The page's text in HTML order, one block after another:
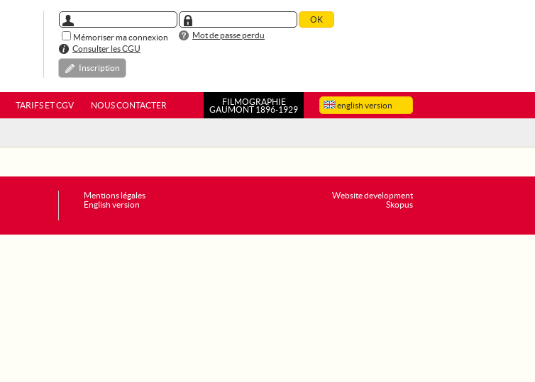
Mémoriser ma connexion
Mot de passe perdu
Consulter les CGU
Inscription
english version
TARIFS ET CGV NOUS CONTACTER
FILMOGRAPHIE
GAUMONT 1896-1929
Website development
Skopus
Mentions légales
English version